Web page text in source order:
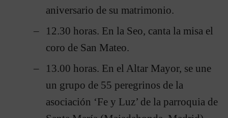
aniversario de su matrimonio.
12.30 horas. En la Seo, canta la misa el
coro de San Mateo.
13.00 horas. En el Altar Mayor, se une
un grupo de 55 peregrinos de la
asociación ‘Fe y Luz’ de la parroquia de